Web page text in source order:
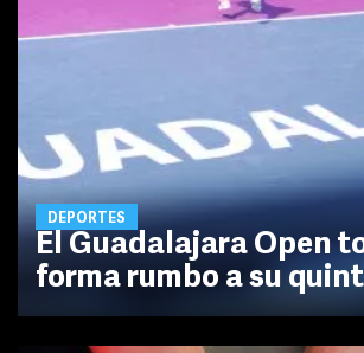
DEPORTES
El Guadalajara Open
forma rumbo a su